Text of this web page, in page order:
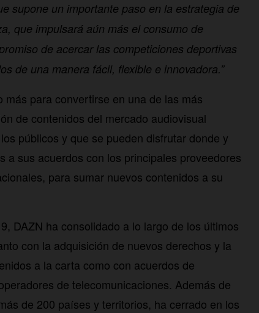
supone un importante paso en la estrategia de
que impulsará aún más el consumo de
de acercar las competiciones deportivas
de una manera fácil, flexible e innovadora.”
para convertirse en una de las más
de contenidos del mercado audiovisual
públicos y que se pueden disfrutar donde y
a sus acuerdos con los principales proveedores
para sumar nuevos contenidos a su
DAZN ha consolidado a lo largo de los últimos
con la adquisición de nuevos derechos y la
a la carta como con acuerdos de
de telecomunicaciones. Además de
de 200 países y territorios, ha cerrado en los